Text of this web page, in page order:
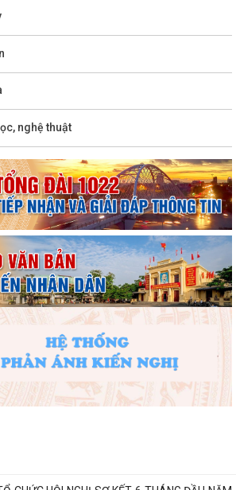
nghệ thuật
năm...
CAO CHẤT LƯỢNG SINH HOẠT CHI BỘ TỪ
Hoàng (phường Hồng Bàng) tăng kiến thức,
nước...
ăn uống,...
HỒNG BÀNG TỔ CHỨC HỘI NGHỊ SƠ
ĐẦU NĂM 2026
BÀNG NGHIÊM TÚC THAM DỰ HỘI NGHỊ
HỌC TẬP, QUÁN TRIỆT VÀ...
- UBMTTQ VIỆT NAM PHƯỜNG PHỐI HỢP
KHÁNH THIỆN VÀ...
ANH HÙNG LIỆT SĨ NHÂN DỊP KỶ NIỆM 79
LIỆT SĨ
Lễ tưởng niệm, cầu siêu Mẹ Việt Nam Anh
sĩ